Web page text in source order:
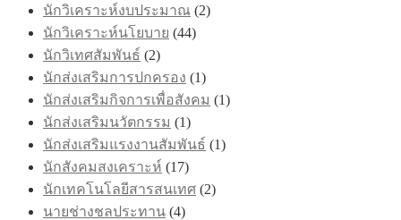
นักวิเคราะห์งบประมาณ (2)
นักวิเคราะห์นโยบาย (44)
นักวิเทศสัมพันธ์ (2)
นักส่งเสริมการปกครอง (1)
นักส่งเสริมกิจการเพื่อสังคม (1)
นักส่งเสริมนวัตกรรม (1)
นักส่งเสริมแรงงานสัมพันธ์ (1)
นักสังคมสงเคราะห์ (17)
นักเทคโนโลยีสารสนเทศ (2)
นายช่างชลประทาน (4)